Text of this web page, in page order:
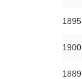
1895
1900
1889